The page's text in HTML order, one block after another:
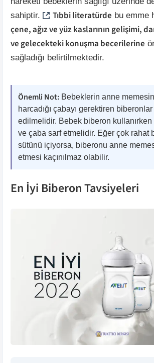
sahiptir.
Tıbbi literatürde bu emme
çene, ağız ve yüz kaslarının gelişimi,
ve gelecekteki konuşma becerilerine
sağladığı belirtilmektedir.
Önemli Not: Bebeklerin anne
harcadığı çabayı gerektiren
edilmelidir. Bebek biberon kullanırken
ve çaba sarf etmelidir. Eğer çok rahat
sütünü içiyorsa, biberonu anne
etmesi kaçınılmaz olabilir.
En İyi Biberon Tavsiyeleri